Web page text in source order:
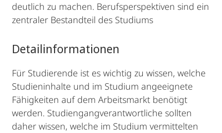
deutlich zu machen. Berufsperspektiven sind ein
zentraler Bestandteil des Studiums
Detailinformationen
Für Studierende ist es wichtig zu wissen, welche
Studieninhalte und im Studium angeeignete
Fähigkeiten auf dem Arbeitsmarkt benötigt
werden. Studiengangverantwortliche sollten
daher wissen, welche im Studium vermittelten